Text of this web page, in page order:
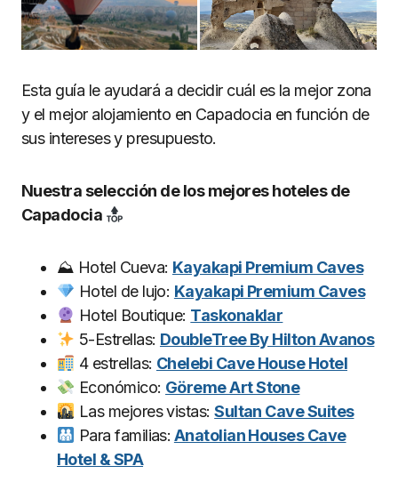
Esta guía le ayudará a decidir cuál es la mejor zona
y el mejor alojamiento en Capadocia en función de
sus intereses y presupuesto.
Nuestra selección de los mejores hoteles de
Capadocia
⛰ Hotel Cueva: Kayakapi Premium Caves
Hotel de lujo: Kayakapi Premium Caves
Hotel Boutique: Taskonaklar
5-Estrellas: DoubleTree By Hilton Avanos
4 estrellas: Chelebi Cave House Hotel
Económico: Göreme Art Stone
Las mejores vistas:Sultan Cave Suites
Para familias: Anatolian Houses Cave
Hotel & SPA